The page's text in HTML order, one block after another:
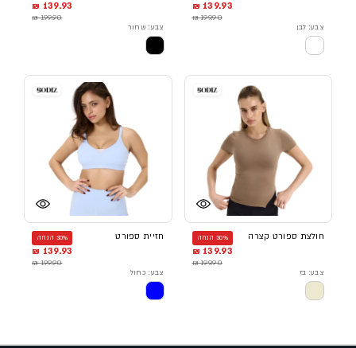
139.93 ₪
199.90 ₪
צבע: לבן
139.93 ₪
199.90 ₪
צבע: שחור
חולצת ספורט קצרה 30% הנחה
139.93 ₪
199.90 ₪
צבע: בז
חזיית ספורט 30% הנחה
139.93 ₪
199.90 ₪
צבע: כחול